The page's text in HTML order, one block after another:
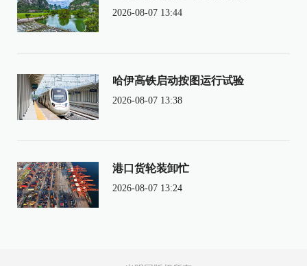
2026-08-07 13:44
哈伊高铁启动按图运行试验
2026-08-07 13:38
港口货轮装卸忙
2026-08-07 13:24